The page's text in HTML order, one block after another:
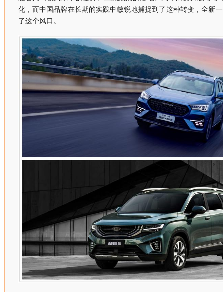
化，而中国品牌在长期的实践中敏锐地捕捉到了这种转变，全新
了这个风口。